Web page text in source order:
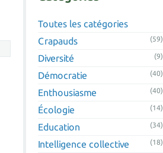
Toutes les catégories
Crapauds
(59)
Diversité (9)
Démocratie (40)
Enthousiasme (40)
Écologie (14)
Education (34)
Intelligence collective (18)